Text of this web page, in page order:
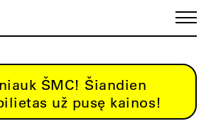
ŠMC! Šiandien
už pusę kainos!